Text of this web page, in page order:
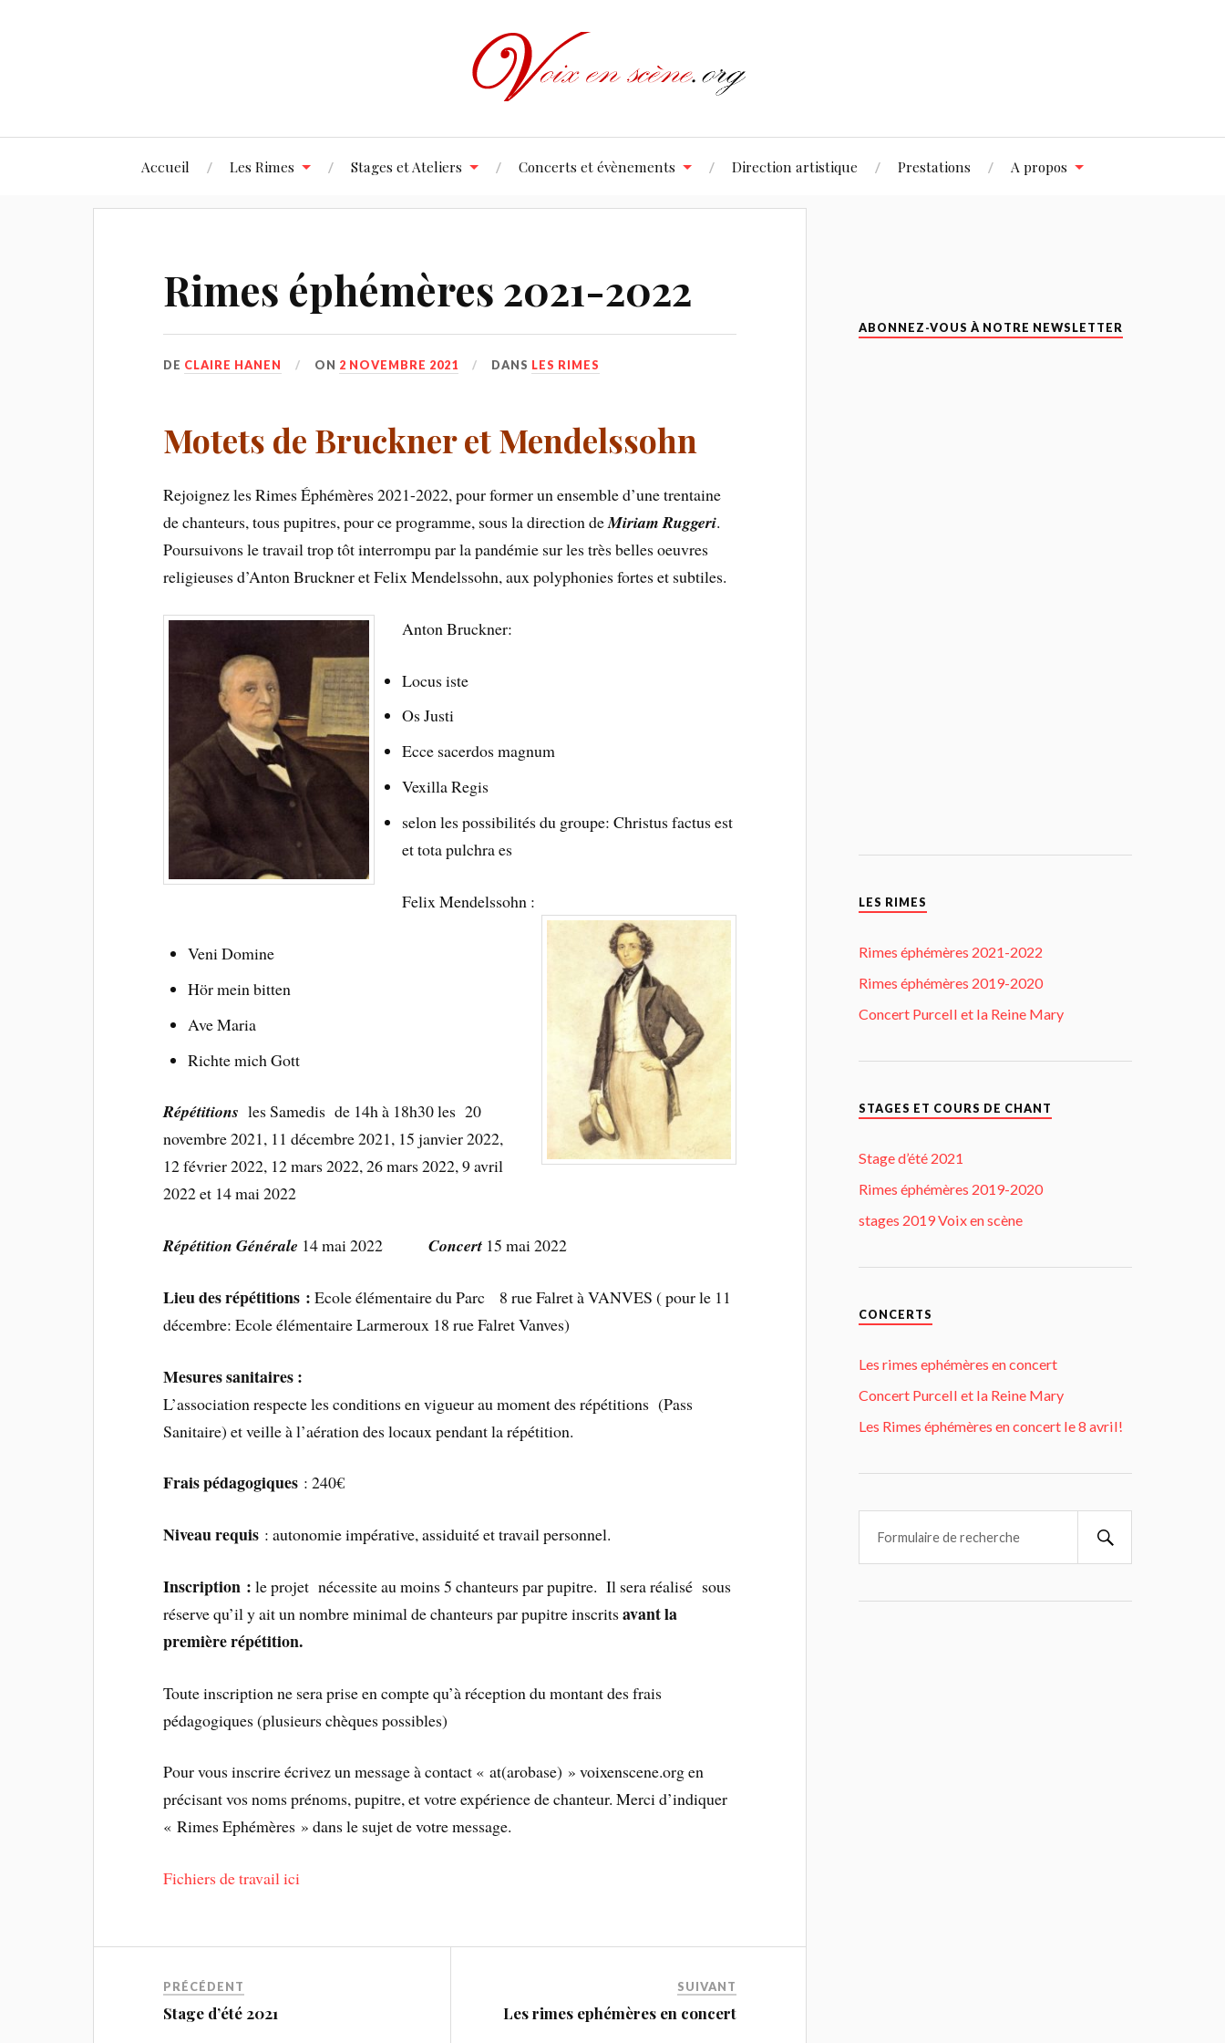
Accueil Les Rimes Stages et Ateliers Concerts et évènements Direction artistique Prestations A propos
Rimes éphémères 2021-2022
DE CLAIRE HANEN ON 2 NOVEMBRE 2021 DANS LES RIMES
Motets de Bruckner et Mendelssohn
Rejoignez les Rimes Éphémères 2021-2022, pour former un ensemble d’une trentaine
de chanteurs, tous pupitres, pour ce programme, sous la direction deMiriam Ruggeri.
Poursuivons le travail trop tôt interrompu par la pandémie sur les très belles oeuvres
religieuses d’Anton Bruckner et Felix Mendelssohn, aux polyphonies fortes et subtiles.
Anton Bruckner:
Locus iste
Os Justi
Ecce sacerdos magnum
Vexilla Regis
selon les possibilités du groupe: Christus factus est
et tota pulchra es
Felix Mendelssohn :
Veni Domine
Hör mein bitten
Ave Maria
Richte mich Gott
Répétitions les Samedis de 14h à 18h30 les 20
novembre 2021, 11 décembre 2021, 15 janvier 2022,
12 février 2022, 12 mars 2022, 26 mars 2022, 9 avril
2022 et 14 mai 2022
Répétition Générale 14 mai 2022Concert 15 mai 2022
Lieu des répétitions : Ecole élémentaire du Parc 8 rue Falret à VANVES ( pour le 11
décembre: Ecole élémentaire Larmeroux 18 rue Falret Vanves)
Mesures sanitaires :
L’association respecte les conditions en vigueur au moment des répétitions (Pass
Sanitaire) et veille à l’aération des locaux pendant la répétition.
Frais pédagogiques : 240€
Niveau requis : autonomie impérative, assiduité et travail personnel.
Inscription :le projet nécessite au moins 5 chanteurs par pupitre. Il sera réalisé sous
réserve qu’il y ait un nombre minimal de chanteurs par pupitre inscritsavant la
première répétition.
Toute inscription ne sera prise en compte qu’à réception du montant des frais
pédagogiques (plusieurs chèques possibles)
Pour vous inscrire écrivez un message à contact « at(arobase) » voixenscene.org en
précisant vos noms prénoms, pupitre, et votre expérience de chanteur. Merci d’indiquer
« Rimes Ephémères » dans le sujet de votre message.
Fichiers de travail ici
PRÉCÉDENT
Stage d’été 2021
SUIVANT
Les rimes ephémères en concert
ABONNEZ-VOUS À NOTRE NEWSLETTER
LES RIMES
Rimes éphémères 2021-2022
Rimes éphémères 2019-2020
Concert Purcell et la Reine Mary
STAGES ET COURS DE CHANT
Stage d’été 2021
Rimes éphémères 2019-2020
stages 2019 Voix en scène
CONCERTS
Les rimes ephémères en concert
Concert Purcell et la Reine Mary
Les Rimes éphémères en concert le 8 avril!